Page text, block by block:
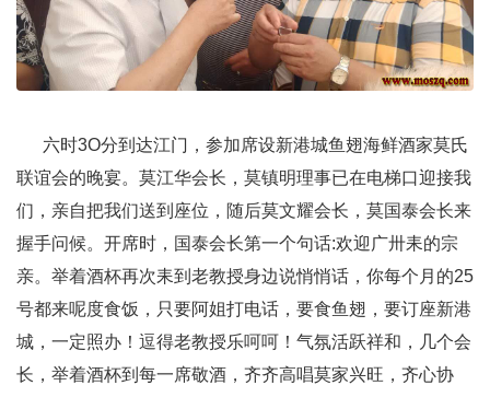
六时3O分到达江门，参加席设新港城鱼翅海鲜酒家莫氏
联谊会的晚宴。莫江华会长，莫镇明理事已在电梯口迎接我
们，亲自把我们送到座位，随后莫文耀会长，莫国泰会长来
握手问候。开席时，国泰会长第一个句话:欢迎广卅耒的宗
亲。举着酒杯再次耒到老教授身边说悄悄话，你每个月的25
号都来呢度食饭，只要阿姐打电话，要食鱼翅，要订座新港
城，一定照办！逗得老教授乐呵呵！气氛活跃祥和，几个会
长，举着酒杯到每一席敬酒，齐齐高唱莫家兴旺，齐心协